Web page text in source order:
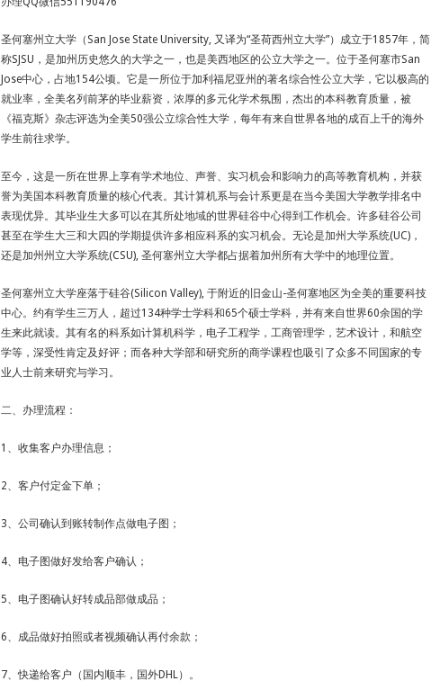
圣何塞州立大学（San Jose State University, 又译为“圣荷西州立大学”）成立于1857年，简
称SJSU，是加州历史悠久的大学之一，也是美西地区的公立大学之一。位于圣何塞市San
Jose中心，占地154公顷。它是一所位于加利福尼亚州的著名综合性公立大学，它以极高的
就业率，全美名列前茅的毕业薪资，浓厚的多元化学术氛围，杰出的本科教育质量，被
《福克斯》杂志评选为全美50强公立综合性大学，每年有来自世界各地的成百上千的海外
学生前往求学。
至今，这是一所在世界上享有学术地位、声誉、实习机会和影响力的高等教育机构，并获
誉为美国本科教育质量的核心代表。其计算机系与会计系更是在当今美国大学教学排名中
表现优异。其毕业生大多可以在其所处地域的世界硅谷中心得到工作机会。许多硅谷公司
甚至在学生大三和大四的学期提供许多相应科系的实习机会。无论是加州大学系统(UC)，
还是加州州立大学系统(CSU), 圣何塞州立大学都占据着加州所有大学中的地理位置。
圣何塞州立大学座落于硅谷(Silicon Valley), 于附近的旧金山-圣何塞地区为全美的重要科技
中心。约有学生三万人，超过134种学士学科和65个硕士学科，并有来自世界60余国的学
生来此就读。其有名的科系如计算机科学，电子工程学，工商管理学，艺术设计，和航空
学等，深受性肯定及好评；而各种大学部和研究所的商学课程也吸引了众多不同国家的专
业人士前来研究与学习。
二、办理流程：
1、收集客户办理信息；
2、客户付定金下单；
3、公司确认到账转制作点做电子图；
4、电子图做好发给客户确认；
5、电子图确认好转成品部做成品；
6、成品做好拍照或者视频确认再付余款；
7、快递给客户（国内顺丰，国外DHL）。